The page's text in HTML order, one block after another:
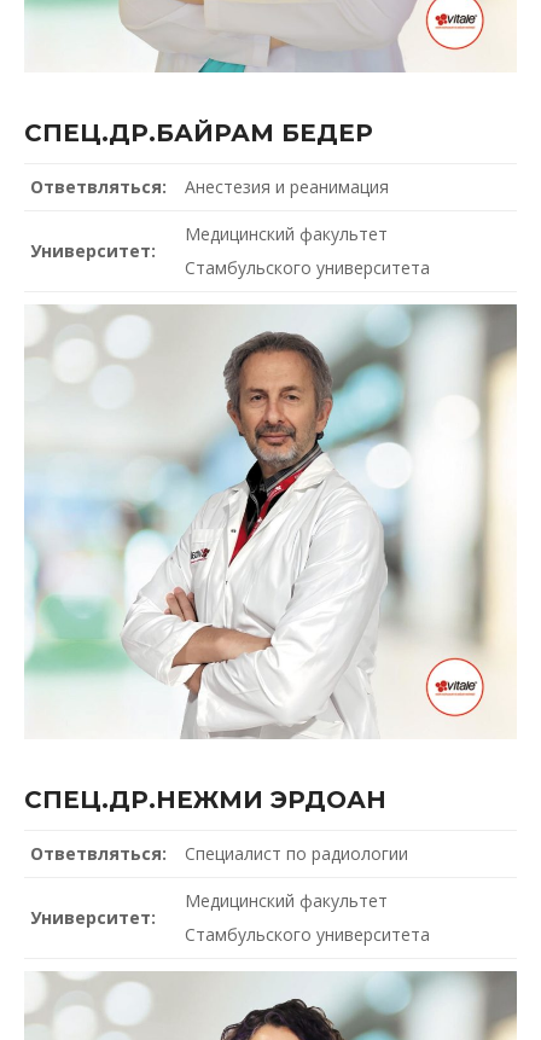
СПЕЦ.ДР.БАЙРАМ БЕДЕР
Ответвляться: Анестезия и реанимация
Университет:
Медицинский факультет
Стамбульского университета
СПЕЦ.ДР.НЕЖМИ ЭРДОАН
Ответвляться: Специалист по радиологии
Университет:
Медицинский факультет
Стамбульского университета